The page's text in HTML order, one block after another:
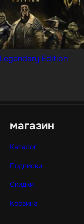
Edition
магазин
Каталог
Подписки
Скидки
Корзина